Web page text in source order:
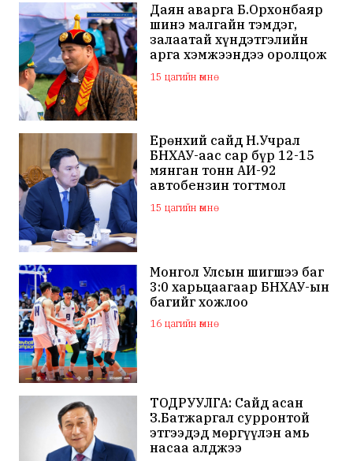
Даян аварга Б.Орхонбаяр
шинэ малгайн тэмдэг,
залаатай хүндэтгэлийн
арга хэмжээндээ оролцож
байна
15 цагийн өмнө
Ерөнхий сайд Н.Учрал
БНХАУ-аас сар бүр 12-15
мянган тонн АИ-92
автобензин тогтмол
нийлүүлэх хүсэлт тавилаа
15 цагийн өмнө
Монгол Улсын шигшээ баг
3:0 харьцаагаар БНХАУ-ын
багийг хожлоо
16 цагийн өмнө
ТОДРУУЛГА: Сайд асан
З.Батжаргал сурронтой
этгээдэд мөргүүлэн амь
насаа алджээ